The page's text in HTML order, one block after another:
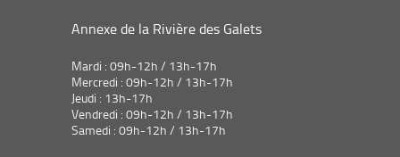
Annexe de la Rivière des Galets
Mardi : 09h-12h / 13h-17h
Mercredi : 09h-12h / 13h-17h
Jeudi : 13h-17h
Vendredi : 09h-12h / 13h-17h
Samedi : 09h-12h / 13h-17h